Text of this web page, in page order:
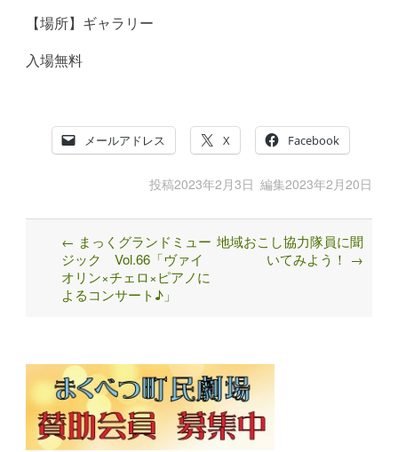
【場所】ギャラリー
入場無料
メールアドレス X Facebook
投稿2023年2月3日 編集2023年2月20日
Post
navigation
← まっくグランドミュー
ジック Vol.66「ヴァイ
オリン×チェロ×ピアノに
よるコンサート♪」
地域おこし協力隊員に聞
いてみよう！ →